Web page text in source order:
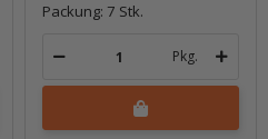
Packung: 7 Stk.
Pkg.